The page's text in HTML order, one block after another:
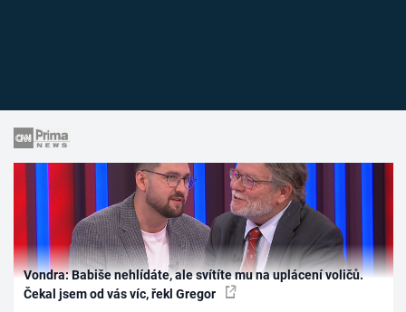
Vondra: Babiše nehlídáte, ale svítíte mu na uplácení voličů.
Čekal jsem od vás víc, řekl Gregor